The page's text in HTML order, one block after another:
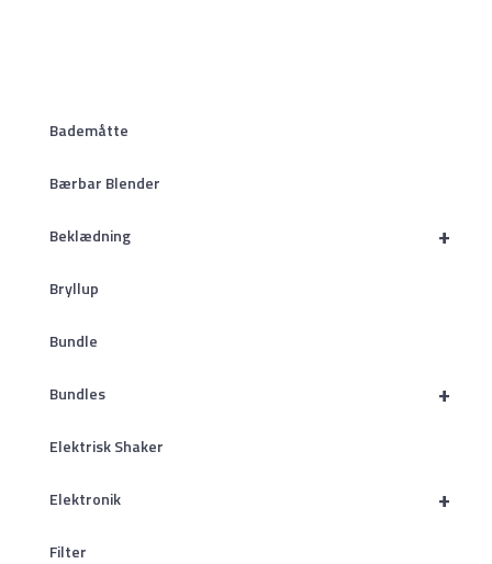
Bademåtte
Bærbar Blender
+
Beklædning
Bryllup
Bundle
+
Bundles
Elektrisk Shaker
+
Elektronik
Filter